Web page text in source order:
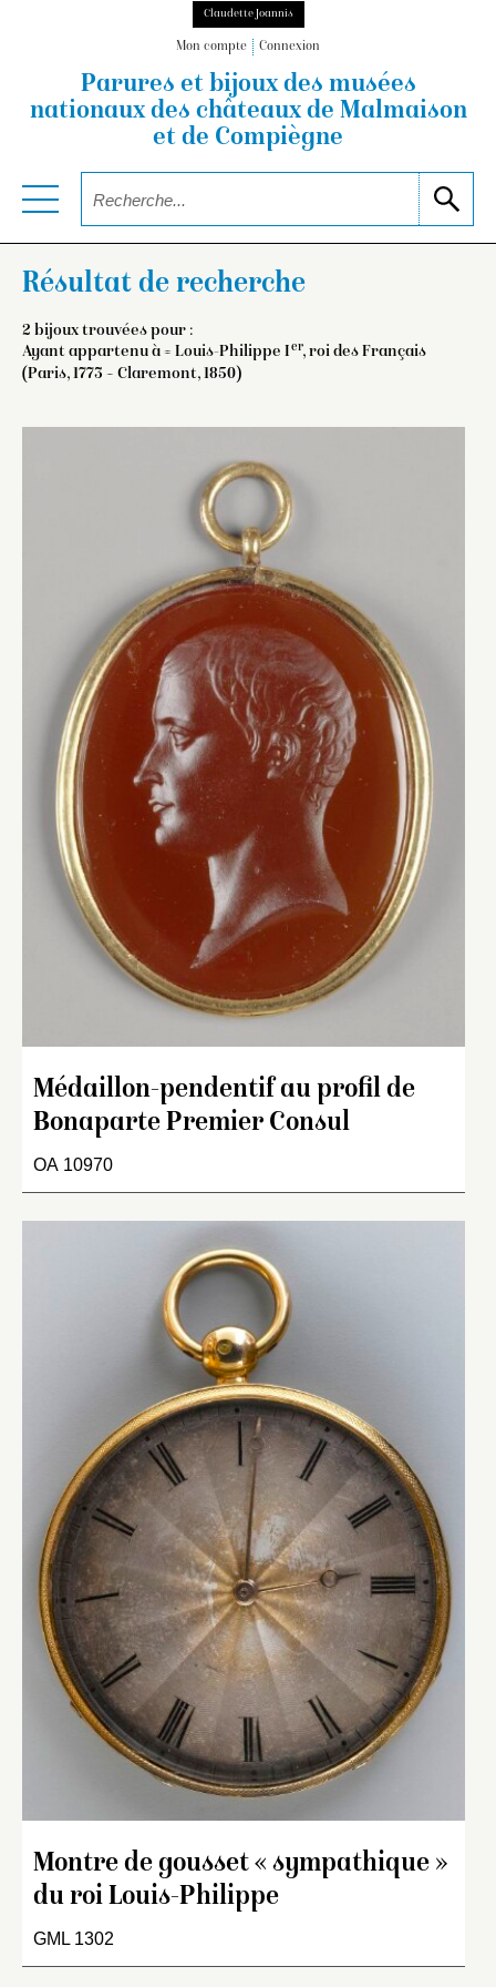
Claudette Joannis
Mon compte Connexion
Parures et bijoux des musées
nationauxdes châteaux de Malmaison
et de Compiègne
Résultat de recherche
2 bijoux trouvées pour :
Ayant appartenu à = Louis-Philippe Ier, roi des Français
(Paris, 1773 – Claremont, 1850)
Médaillon-pendentif au profil de
Bonaparte Premier Consul
OA 10970
Montre de gousset « sympathique »
du roi Louis-Philippe
GML 1302